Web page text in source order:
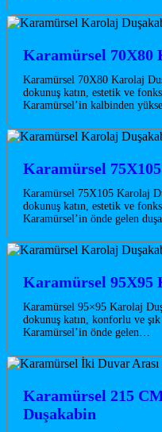
Karamürsel 70X80
Karamürsel 70X80 Karolaj
dokunuş katın, estetik ve
Karamürsel’in kalbinden
Karamürsel
Karamürsel 75X105 Karolaj
dokunuş katın, estetik ve
Karamürsel’in önde gelen
Karamürsel 95X95
Karamürsel 95×95 Karolaj
dokunuş katın, konforlu ve
Karamürsel’in önde gelen…
Karamürsel 215
Duşakabin